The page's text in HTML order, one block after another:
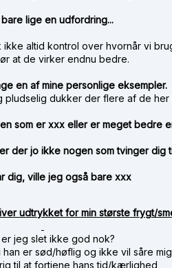
lige en udfordring...
altid kontrol over hvornår vi
at de virker endnu bedre.
en af mine personlige eksempler.
dukker der flere af de her
som er xxx eller er meget bedre
der jo ikke nogen som tvinger dig
dig, ville jeg også bare xxx
udtrykket for min største frygt/
jeg slet ikke god nok?
er sød/høflig og ikke vil såre mig
til at fortjene hans tid/kærlighed